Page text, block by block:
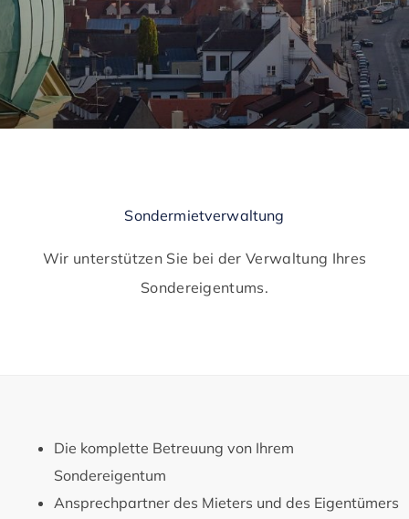
Sondermietverwaltung
Wir unterstützen Sie bei der Verwaltung Ihres
Sondereigentums.
Die komplette Betreuung von Ihrem
Sondereigentum
Ansprechpartner des Mieters und des Eigentümers